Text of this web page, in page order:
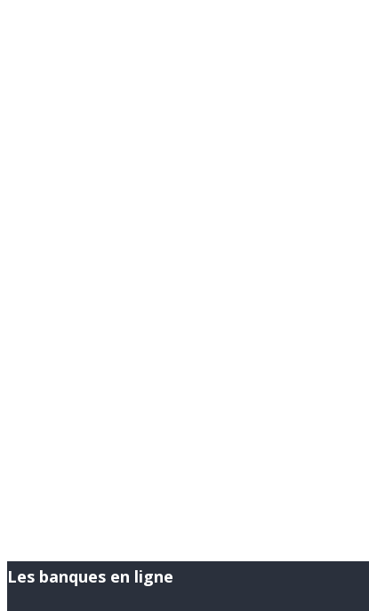
Les banques en ligne